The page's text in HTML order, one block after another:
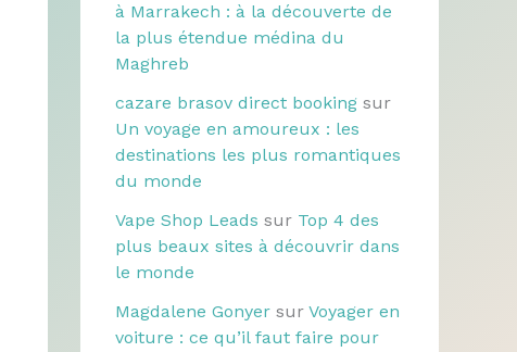
à Marrakech : à la découverte de
la plus étendue médina du
Maghreb
cazare brasov direct booking sur
Un voyage en amoureux : les
destinations les plus romantiques
du monde
Vape Shop Leads sur Top 4 des
plus beaux sites à découvrir dans
le monde
Magdalene Gonyer sur Voyager en
voiture : ce qu’il faut faire pour